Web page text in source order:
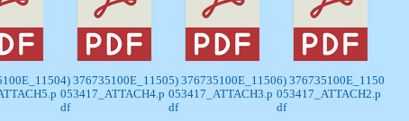
4) 376735100E_1150
053417_ATTACH4.p
df
5) 376735100E_1150
053417_ATTACH3.p
df
6) 376735100E_1150
053417_ATTACH2.p
df